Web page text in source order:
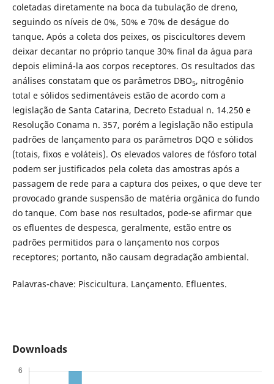
coletadas diretamente na boca da tubulação de dreno,
seguindo os níveis de 0%, 50% e 70% de deságue do
tanque. Após a coleta dos peixes, os piscicultores devem
deixar decantar no próprio tanque 30% final da água para
depois eliminá-la aos corpos receptores. Os resultados das
análises constatam que os parâmetros DBO5, nitrogênio
total e sólidos sedimentáveis estão de acordo com a
legislação de Santa Catarina, Decreto Estadual n. 14.250 e
Resolução Conama n. 357, porém a legislação não estipula
padrões de lançamento para os parâmetros DQO e sólidos
(totais, fixos e voláteis). Os elevados valores de fósforo total
podem ser justificados pela coleta das amostras após a
passagem de rede para a captura dos peixes, o que deve ter
provocado grande suspensão de matéria orgânica do fundo
do tanque. Com base nos resultados, pode-se afirmar que
os efluentes de despesca, geralmente, estão entre os
padrões permitidos para o lançamento nos corpos
receptores; portanto, não causam degradação ambiental.
Palavras-chave: Piscicultura. Lançamento. Efluentes.
Downloads